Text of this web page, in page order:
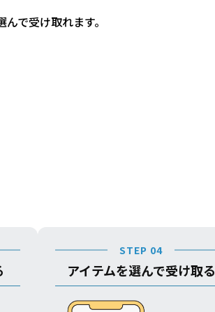
で受け取れます。
STEP 04
アイテムを選んで受け取る